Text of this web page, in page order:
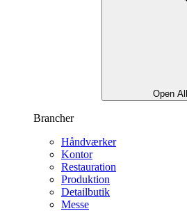
Open
Brancher
Håndværker
Kontor
Restauration
Produktion
Detailbutik
Messe